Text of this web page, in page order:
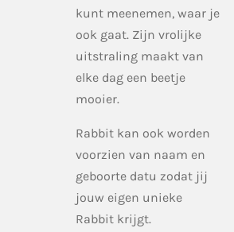
kunt meenemen, waar je
ook gaat. Zijn vrolijke
uitstraling maakt van
elke dag een beetje
mooier.
Rabbit kan ook worden
voorzien van naam en
geboorte datu zodat jij
jouw eigen unieke
Rabbit krijgt.